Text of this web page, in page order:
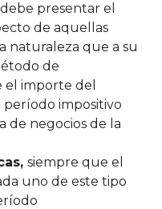
presentar el
de aquellas
naturaleza que a su
de
el importe del
impositivo
de negocios de la
siempre que el
uno de este tipo